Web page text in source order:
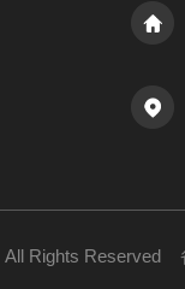
All Rights Reserved